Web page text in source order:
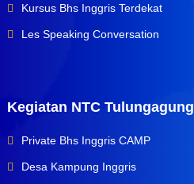
Kursus Bhs Inggris Terdekat
Les Speaking Conversation
Kegiatan NTC Tulungagung
Private Bhs Inggris CAMP
Desa Kampung Inggris